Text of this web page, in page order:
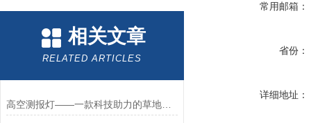
相关文章
RELATED ARTICLES
高空测报灯——一款科技助力的草地贪夜娥高空杀虫灯2025全+境+派+送
常用邮箱：
省份：
详细地址：